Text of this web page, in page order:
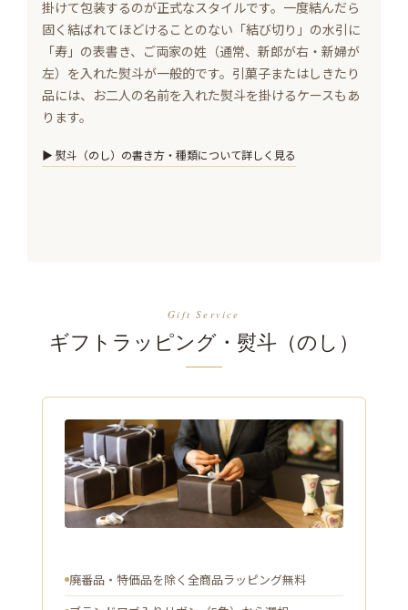
掛けて包装するのが正式なスタイルです。一度結んだら
固く結ばれてほどけることのない「結び切り」の水引に
「寿」の表書き、ご両家の姓（通常、新郎が右・新婦が
左）を入れた熨斗が一般的です。引菓子またはしきたり
品には、お二人の名前を入れた熨斗を掛けるケースもあ
ります。
▶ 熨斗（のし）の書き方・種類について詳しく見る
Gift Service
ギフトラッピング・熨斗（のし）
廃番品・特価品を除く全商品ラッピング無料